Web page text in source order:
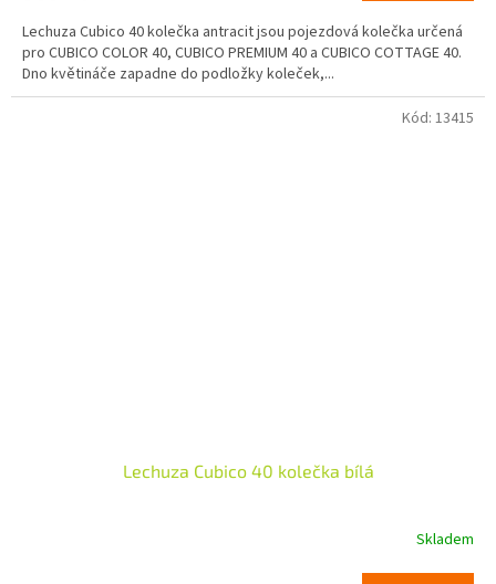
Lechuza Cubico 40 kolečka antracit jsou pojezdová kolečka určená
pro CUBICO COLOR 40, CUBICO PREMIUM 40 a CUBICO COTTAGE 40.
Dno květináče zapadne do podložky koleček,...
Lechuza Cubico 40 kolečka bílá
Skladem
Kód: 13415